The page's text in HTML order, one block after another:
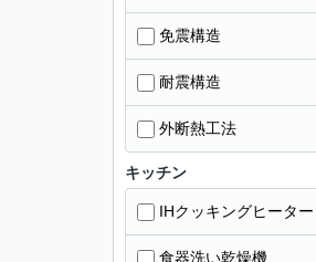
免震構造
耐震構造
外断熱工法
キッチン
IHクッキングヒーター
食器洗い乾燥機